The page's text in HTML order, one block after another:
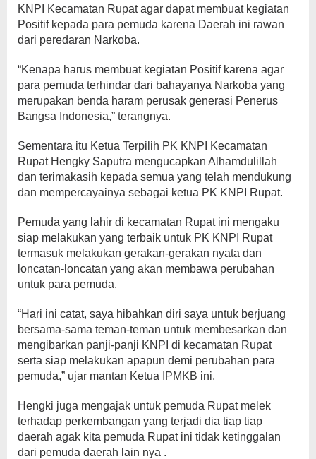
KNPI Kecamatan Rupat agar dapat membuat kegiatan
Positif kepada para pemuda karena Daerah ini rawan
dari peredaran Narkoba.
“Kenapa harus membuat kegiatan Positif karena agar
para pemuda terhindar dari bahayanya Narkoba yang
merupakan benda haram perusak generasi Penerus
Bangsa Indonesia,” terangnya.
Sementara itu Ketua Terpilih PK KNPI Kecamatan
Rupat Hengky Saputra mengucapkan Alhamdulillah
dan terimakasih kepada semua yang telah mendukung
dan mempercayainya sebagai ketua PK KNPI Rupat.
Pemuda yang lahir di kecamatan Rupat ini mengaku
siap melakukan yang terbaik untuk PK KNPI Rupat
termasuk melakukan gerakan-gerakan nyata dan
loncatan-loncatan yang akan membawa perubahan
untuk para pemuda.
“Hari ini catat, saya hibahkan diri saya untuk berjuang
bersama-sama teman-teman untuk membesarkan dan
mengibarkan panji-panji KNPI di kecamatan Rupat
serta siap melakukan apapun demi perubahan para
pemuda,” ujar mantan Ketua IPMKB ini.
Hengki juga mengajak untuk pemuda Rupat melek
terhadap perkembangan yang terjadi dia tiap tiap
daerah agak kita pemuda Rupat ini tidak ketinggalan
dari pemuda daerah lain nya .